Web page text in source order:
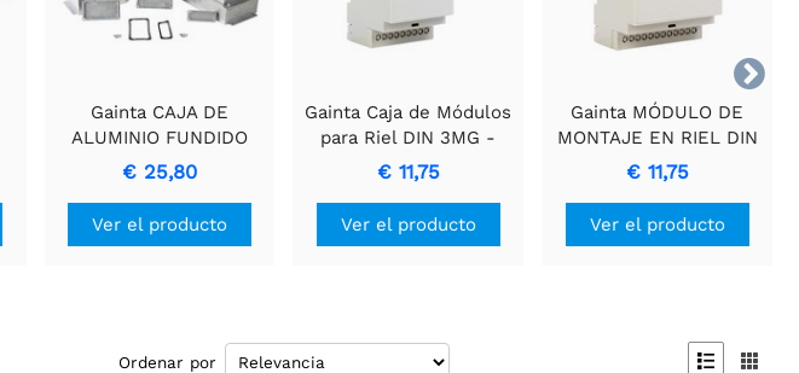

Gainta CAJA DE
ALUMINIO FUNDIDO
IMPERMEABLE CON
BRIDA
€ 25,80
Ver el producto
Gainta Caja de Módulos
para Riel DIN 3MG -
Carcasa Robusta para
Circuitos Electrónicos
€ 11,75
Ver el producto
Gainta MÓDULO DE
MONTAJE EN RIEL DIN
- 4MG: Organización
Electrónica Simplificada
€ 11,75
Ver el producto
Ordenar por  